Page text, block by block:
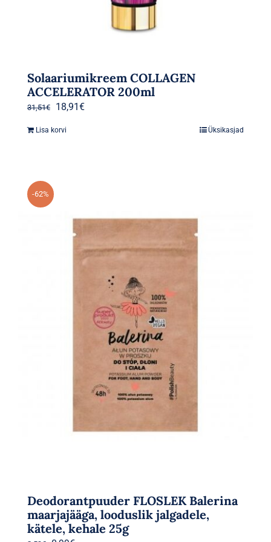
Solaariumikreem COLLAGEN
ACCELERATOR 200ml
31,51€
Algne
18,91€Praegune
Lisa korvi Üksikasjad
-62%
Deodorantpuuder FLOSLEK Balerina
maarjajääga, looduslik jalgadele,
kätele, kehale 25g